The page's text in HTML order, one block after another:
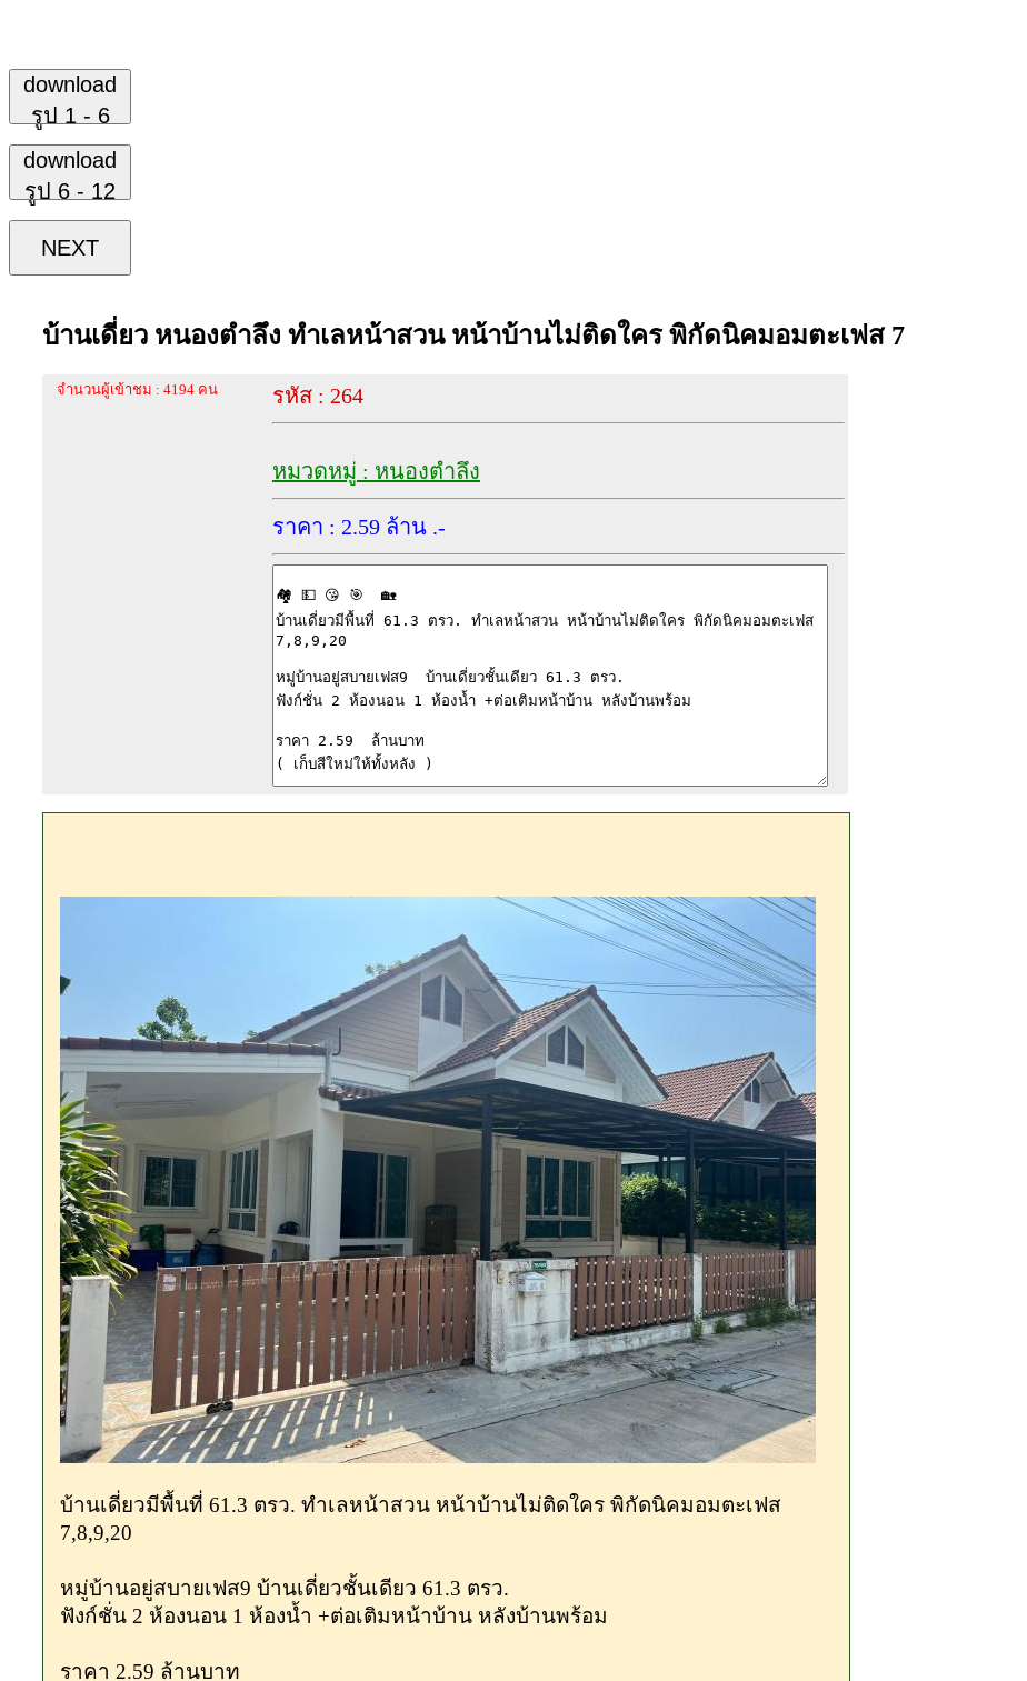
download
รูป 1 - 6
download
รูป 6 - 12
NEXT
บ้านเดี่ยว หนองตำลึง ทำเลหน้าสวน หน้าบ้านไม่ติดใคร พิกัดนิคมอมตะเฟส 7
จำนวนผู้เข้าชม : 4194 คน รหัส : 264
หมวดหมู่ : หนองตำลึง
ราคา : 2.59 ล้าน .-
บ้านเดี่ยวมีพื้นที่ 61.3 ตรว. ทำเลหน้าสวน หน้าบ้านไม่ติดใคร พิกัดนิคมอมตะเฟส
7,8,9,20
หมู่บ้านอยู่สบายเฟส9 บ้านเดี่ยวชั้นเดียว 61.3 ตรว.
ฟังก์ชั่น 2 ห้องนอน 1 ห้องน้ำ +ต่อเติมหน้าบ้าน หลังบ้านพร้อม
ราคา 2.59 ล้านบาท